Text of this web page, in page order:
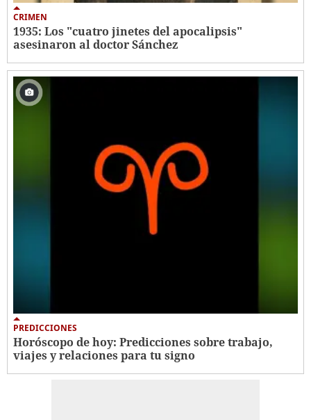
CRIMEN
1935: Los "cuatro jinetes del apocalipsis"
asesinaron al doctor Sánchez
PREDICCIONES
Horóscopo de hoy: Predicciones sobre trabajo,
viajes y relaciones para tu signo